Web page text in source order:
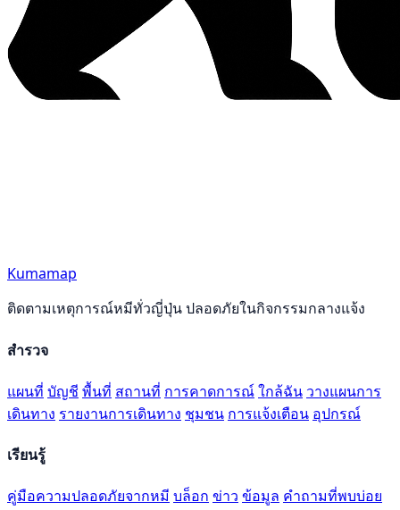
Kumamap
ติดตามเหตุการณ์หมีทั่วญี่ปุ่น ปลอดภัยในกิจกรรมกลางแจ้ง
สำรวจ
แผนที่ บัญชี พื้นที่ สถานที่ การคาดการณ์ใกล้ฉัน วางแผนการ
เดินทาง รายงานการเดินทาง ชุมชน การแจ้งเตือน อุปกรณ์
เรียนรู้
คู่มือความปลอดภัยจากหมี บล็อก ข่าว ข้อมูล คำถามที่พบบ่อย